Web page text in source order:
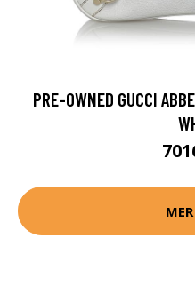
PRE-OWNED GUCCI